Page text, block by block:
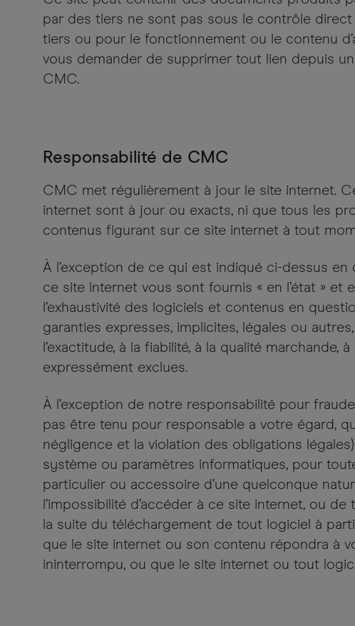
par des tiers ne sont pas sous le contrôle
tiers ou pour le fonctionnement ou le contenu
vous demander de supprimer tout lien depuis
CMC.
Responsabilité de CMC
CMC met régulièrement à jour le site internet.
internet sont à jour ou exacts, ni que tous les
contenus figurant sur ce site internet à tout
À l’exception de ce qui est indiqué ci-dessus
ce site internet vous sont fournis « en l’état » et
l’exhaustivité des logiciels et contenus en
garanties expresses, implicites, légales ou
l’exactitude, à la fiabilité, à la qualité
expressément exclues.
À l’exception de notre responsabilité pour
pas être tenu pour responsable a votre égard,
négligence et la violation des obligations
système ou paramètres informatiques, pour
particulier ou accessoire d’une quelconque
l’impossibilité d’accéder à ce site internet, ou
la suite du téléchargement de tout logiciel à
que le site internet ou son contenu répondra à
ininterrompu, ou que le site internet ou tout